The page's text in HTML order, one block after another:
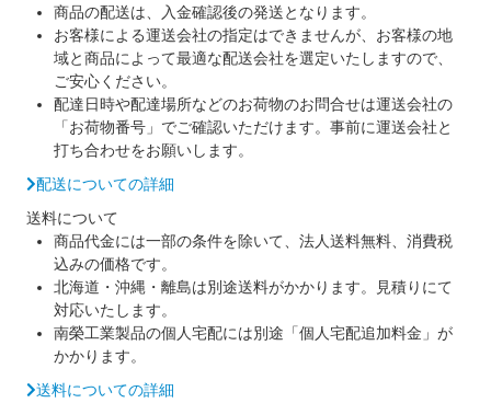
商品の配送は、入金確認後の発送となります。
お客様による運送会社の指定はできませんが、お客様の地
域と商品によって最適な配送会社を選定いたしますので、
ご安心ください。
配達日時や配達場所などのお荷物のお問合せは運送会社の
「お荷物番号」でご確認いただけます。事前に運送会社と
打ち合わせをお願いします。
配送についての詳細
送料について
商品代金には一部の条件を除いて、法人送料無料、消費税
込みの価格です。
北海道・沖縄・離島は別途送料がかかります。見積りにて
対応いたします。
南榮工業製品の個人宅配には別途「個人宅配追加料金」が
かかります。
送料についての詳細